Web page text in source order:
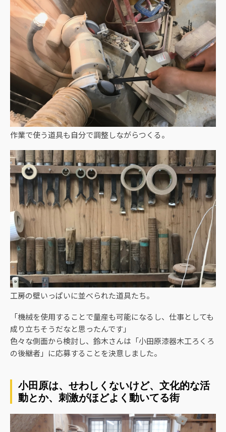
作業で使う道具も自分で調整しながらつくる。
工房の壁いっぱいに並べられた道具たち。
「機械を使用することで量産も可能になるし、仕事としても
成り立ちそうだなと思ったんです」
色々な側面から検討し、鈴木さんは「小田原漆器木工ろくろ
の後継者」に応募することを決意しました。
小田原は、せわしくないけど、文化的な活
動とか、刺激がほどよく動いてる街